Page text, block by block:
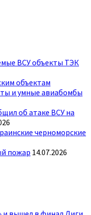
ВСУ объекты ТЭК
объектам
и умные авиабомбы
об атаке ВСУ на
черноморские
пожар 14.07.2026